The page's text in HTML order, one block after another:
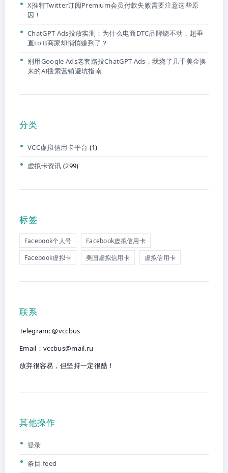
X推特Twitter订阅Premium会员付款失败需要注意这些原
因！
ChatGPT Ads投放实测：为什么电商DTC品牌烧不动，超垂
直to B商家却悄悄赚到了？
别用Google Ads老套路投ChatGPT Ads，我烧了几千美金换
来的AI搜索营销避坑指南
分类
VCC虚拟信用卡平台 (1)
虚拟卡资讯 (299)
标签
Facebook个人号
Facebook虚拟信用卡
Facebook虚拟卡
美国虚拟信用卡 虚拟信用卡
联系
Telegram: @vccbus
Email： vccbus@mail.ru
放弃很容易，但坚持一定很酷！
其他操作
登录
条目 feed